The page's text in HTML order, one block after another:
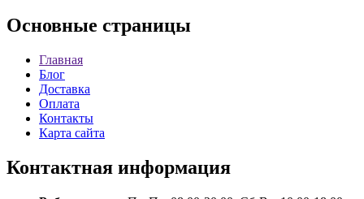
Основные страницы
Главная
Блог
Доставка
Оплата
Контакты
Карта сайта
Контактная информация